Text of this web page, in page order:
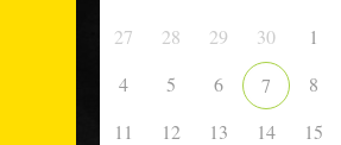
27 28 29 30 1
4
5 6 7 8
11
12 13 14 15